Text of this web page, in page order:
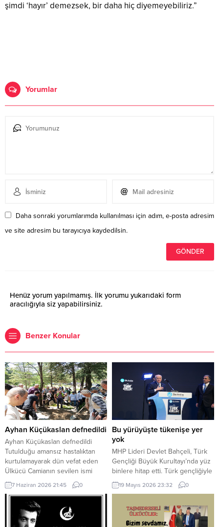
şimdi ‘hayır’ demezsek, bir daha hiç diyemeyebiliriz.”
Yorumlar
Daha sonraki yorumlarımda kullanılması için adım, e-posta adresim
ve site adresim bu tarayıcıya kaydedilsin.
Henüz yorum yapılmamış. İlk yorumu yukarıdaki form
aracılığıyla siz yapabilirsiniz.
Benzer Konular
Ayhan Küçükaslan defnedildi
Ayhan Küçükaslan defnedildi
Tutulduğu amansız hastalıktan
kurtulamayarak dün vefat eden
Ülkücü Camianın sevilen ismi
Ayhan Küçükaslan, yoğun bir
katılımın olduğu cenaze merasimi
sonrası Karşıyaka Mezarlığına
defnedildi. Küçükaslan’ın
cenazesine katılan eş-dost akraba
7 Haziran 2026 21:45 0
Bu yürüyüşte tükenişe yer
yok
MHP Lideri Devlet Bahçeli, Türk
Gençliği Büyük Kurultayı’nda yüz
binlere hitap etti. Türk gençliğiyle
iftihar duyduğunu ifade eden
MHP Lideri Devlet Bahçeli, “Bu
Tereddütlere, teslimiyete,
tükenişe yer yoktur” dedi. MHP
19 Mayıs 2026 23:32 0